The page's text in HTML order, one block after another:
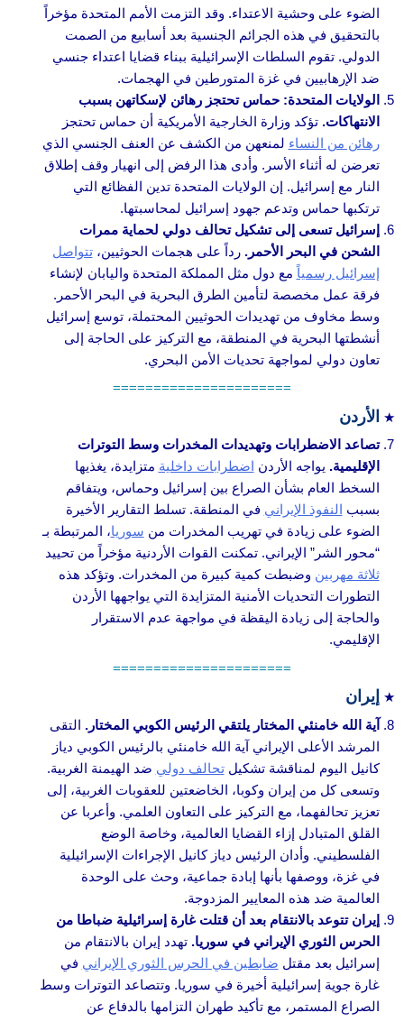
الضوء على وحشية الاعتداء. وقد التزمت الأمم المتحدة مؤخراً
بالتحقيق في هذه الجرائم الجنسية بعد أسابيع من الصمت
الدولي. تقوم السلطات الإسرائيلية ببناء قضايا اعتداء جنسي
ضد الإرهابيين في غزة المتورطين في الهجمات.
الولايات المتحدة: حماس تحتجز رهائن لإسكاتهن بسبب
الانتهاكات.تؤكد وزارة الخارجية الأمريكية أن حماس تحتجز
رهائن من النساء لمنعهن من الكشف عن العنف الجنسي الذي
تعرضن له أثناء الأسر. وأدى هذا الرفض إلى انهيار وقف إطلاق
النار مع إسرائيل. إن الولايات المتحدة تدين الفظائع التي
ترتكبها حماس وتدعم جهود إسرائيل لمحاسبتها.
إسرائيل تسعى إلى تشكيل تحالف دولي لحماية ممرات
الشحن في البحر الأحمر. رداً على هجمات الحوثيين،تتواصل
إسرائيل رسمياً مع دول مثل المملكة المتحدة واليابان لإنشاء
فرقة عمل مخصصة لتأمين الطرق البحرية في البحر الأحمر.
وسط مخاوف من تهديدات الحوثيين المحتملة، توسع إسرائيل
أنشطتها البحرية في المنطقة، مع التركيز على الحاجة إلى
تعاون دولي لمواجهة تحديات الأمن البحري.
======================
الأردن
تصاعد الاضطرابات وتهديدات المخدرات وسط التوترات
الإقليمية. يواجه الأردن اضطرابات داخلية متزايدة، يغذيها
السخط العام بشأن الصراع بين إسرائيل وحماس، ويتفاقم
بسبب النفوذ الإيراني في المنطقة. تسلط التقارير الأخيرة
الضوء على زيادة في تهريب المخدرات من سوريا، المرتبطة بـ
“محور الشر” الإيراني. تمكنت القوات الأردنية مؤخراً من تحييد
ثلاثة مهربين وضبطت كمية كبيرة من المخدرات. وتؤكد هذه
التطورات التحديات الأمنية المتزايدة التي يواجهها الأردن
والحاجة إلى زيادة اليقظة في مواجهة عدم الاستقرار
الإقليمي.
======================
إيران
آية الله خامنئي المختار يلتقي الرئيس الكوبي المختار. التقى
المرشد الأعلى الإيراني آية الله خامنئي بالرئيس الكوبي دياز
كانيل اليوم لمناقشة تشكيلتحالف دولي ضد الهيمنة الغربية.
وتسعى كل من إيران وكوبا، الخاضعتين للعقوبات الغربية، إلى
تعزيز تحالفهما، مع التركيز على التعاون العلمي. وأعربا عن
القلق المتبادل إزاء القضايا العالمية، وخاصة الوضع
الفلسطيني. وأدان الرئيس دياز كانيل الإجراءات الإسرائيلية
في غزة، ووصفها بأنها إبادة جماعية، وحث على الوحدة
العالمية ضد هذه المعايير المزدوجة.
إيران تتوعد بالانتقام بعد أن قتلت غارة إسرائيلية ضباطا من
الحرس الثوري الإيراني في سوريا. تهدد إيران بالانتقام من
إسرائيل بعد مقتل ضابطين في الحرس الثوري الإيراني في
غارة جوية إسرائيلية أخيرة في سوريا. وتتصاعد التوترات وسط
الصراع المستمر، مع تأكيد طهران التزامها بالدفاع عن